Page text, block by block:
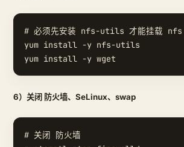
# 必须先安装 nfs-utils 才能挂载 nfs
yum install -y nfs-utils
6）关闭 防火墙、SeLinux、swap
# 关闭 防火墙